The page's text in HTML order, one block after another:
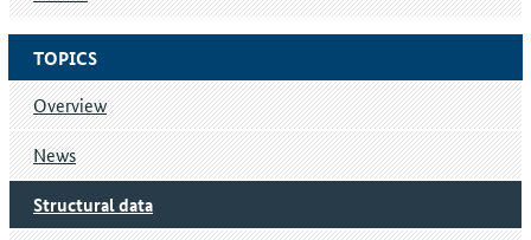
TOPICS
Overview
News
Structural data